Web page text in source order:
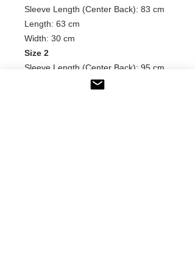
Sleeve Length (Center Back): 83 cm
Length: 63 cm
Width: 30 cm
Size 2
Sleeve Length (Center Back): 95 cm